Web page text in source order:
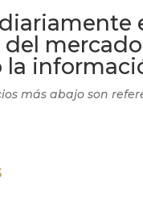
más abajo son